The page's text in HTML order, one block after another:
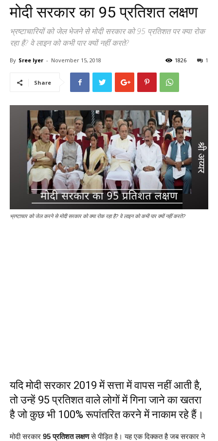
मोदी सरकार का 95 प्रतिशत लक्षण
भ्रष्टाचारियों को जेल भेजने से मोदी सरकार को 95 प्रतिशत पर क्या रोक
रहा है? वे लाइन को कभी पार क्यों नहीं करते?
By Sree Iyer - November 15, 2018 1
1826
Share
भ्रष्टाचार को जेल करने से मोदी सरकार को क्या रोक रहा है? वे लाइन को कभी पार क्यों नहीं करते?
यदि मोदी सरकार 2019 में सत्ता में वापस नहीं आती है,
तो उन्हें 95 प्रतिशत वाले लोगों में गिना जाने का खतरा
है जो कुछ भी 100% रूपांतरित करने में नाकाम रहे हैं।
मोदी सरकार 95 प्रतिशत लक्षणसे पीड़ित है। यह एक दिक्कत है जब सरकार ने